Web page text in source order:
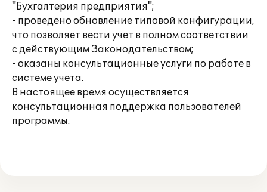
"Бухгалтерия предприятия";
- проведено обновление типовой конфигурации,
что позволяет вести учет в полном соответствии
с действующим Законодательством;
- оказаны консультационные услуги по работе в
системе учета.
В настоящее время осуществляется
консультационная поддержка пользователей
программы.